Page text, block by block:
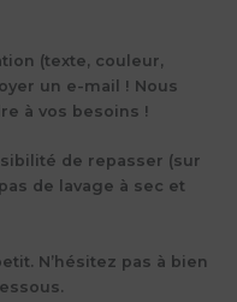
(texte, couleur,
un e-mail ! Nous
à vos besoins !
de repasser (sur
de lavage à sec et
N’hésitez pas à bien